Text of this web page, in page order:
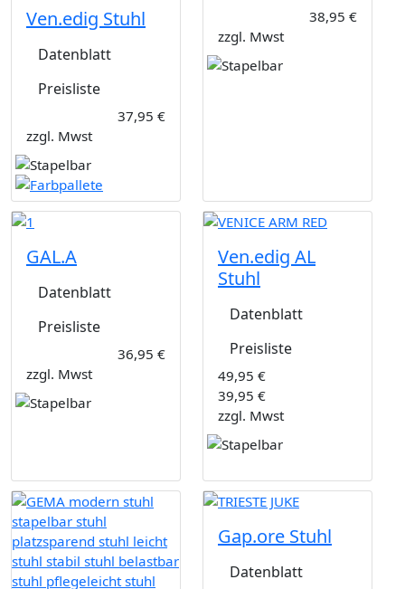
Ven.edig Stuhl
Datenblatt
Preisliste
37,95 €
zzgl. Mwst
38,95 €
zzgl. Mwst
GAL.A
Datenblatt
Preisliste
36,95 €
zzgl. Mwst
Ven.edig AL
Stuhl
Datenblatt
Preisliste
49,95 €
39,95 €
zzgl. Mwst
Gap.ore Stuhl
Datenblatt